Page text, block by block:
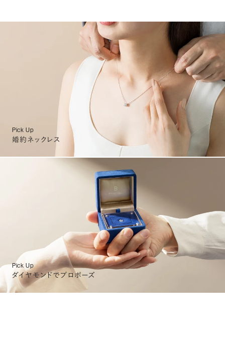
Pick Up
婚約ネックレス
Pick Up
ダイヤモンドでプロポーズ